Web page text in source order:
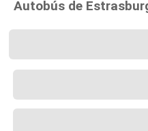
Autobús de